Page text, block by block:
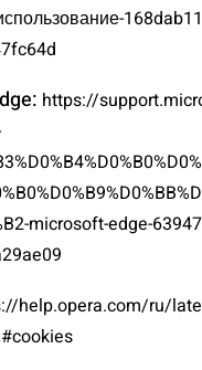
https://
microsoft-edge-
help.opera.com/ru/